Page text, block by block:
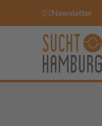
Newsletter